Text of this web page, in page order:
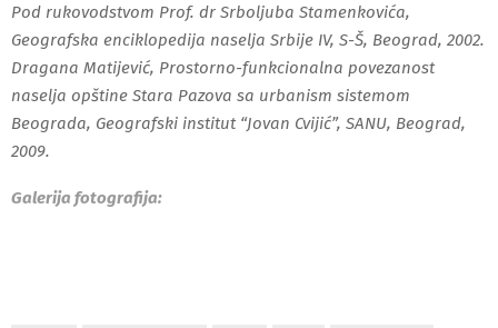
Pod rukovodstvom Prof. dr Srboljuba Stamenkovića,
Geografska enciklopedija naselja Srbije IV, S-Š, Beograd, 2002.
Dragana Matijević, Prostorno-funkcionalna povezanost
naselja opštine Stara Pazova sa urbanism sistemom
Beograda, Geografski institut “Jovan Cvijić”, SANU, Beograd,
2009.
Galerija fotografija: